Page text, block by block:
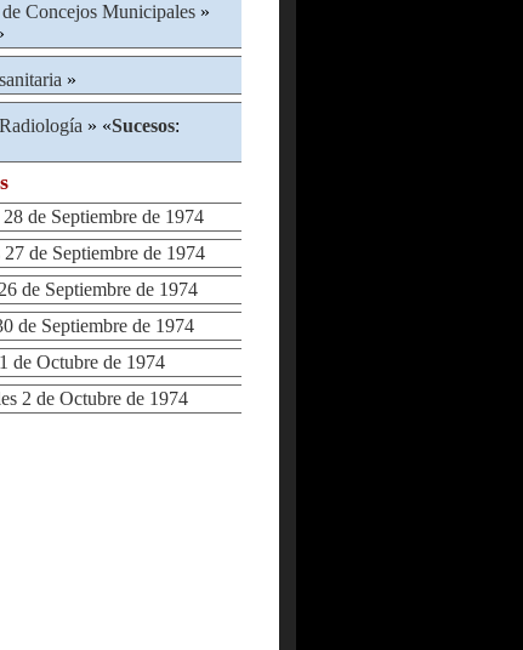
de Concejos Municipales »
»
» «Sucesos:
de Septiembre de 1974
de Septiembre de 1974
de Septiembre de 1974
de Septiembre de 1974
Octubre de 1974
2 de Octubre de 1974